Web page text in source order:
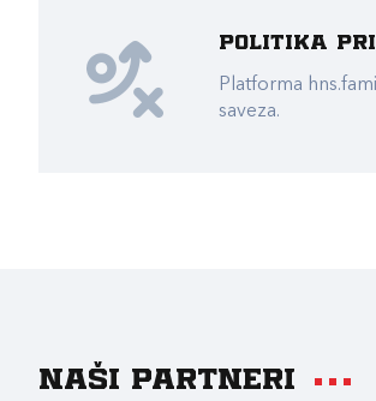
Politika
Platforma
saveza.
Naši partneri